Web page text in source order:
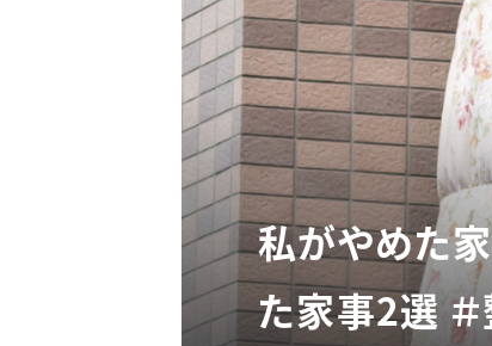
私がやめた家
た家事2選